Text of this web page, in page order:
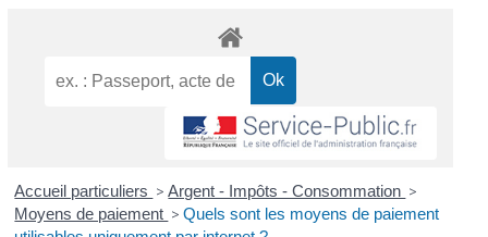
Accueil particuliers > Argent - Impôts - Consommation >
Moyens de paiement > Quels sont les moyens de paiement